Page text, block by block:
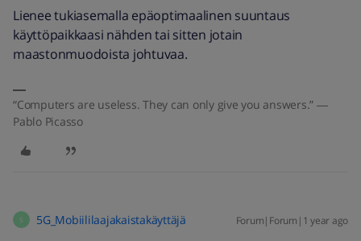
Lienee tukiasemalla epäoptimaalinen suuntaus
käyttöpaikkaasi nähden tai sitten jotain
maastonmuodoista johtuvaa.
“Computers are useless. They can only give you answers.” ―
Pablo Picasso
5 5G_Mobiililaajakaistakäyttäjä Forum|Forum|1 year ago